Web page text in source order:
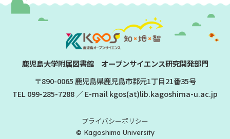
鹿児島大学附属図書館 オープンサイエンス研究開発部門
〒890-0065 鹿児島県鹿児島市郡元1丁目21番35号
TEL 099-285-7288 ／ E-mail kgos(at)lib.kagoshima-u.ac.jp
プライバシーポリシー
© Kagoshima University